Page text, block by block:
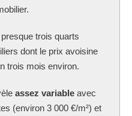
trois quarts
dont le prix avoisine
trois mois environ.
assez variable avec
(environ 3 000 €/m²) et